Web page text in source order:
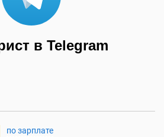
в Telegram
по зарплате